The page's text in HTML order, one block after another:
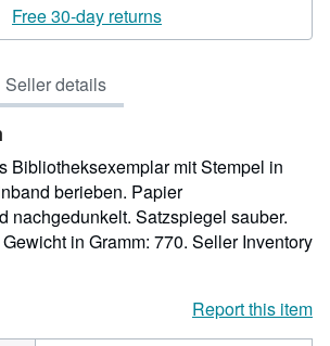
Free 30-day returns
Seller details
Bibliotheksexemplar mit Stempel in
berieben. Papier
nachgedunkelt. Satzspiegel sauber.
in Gramm: 770. Seller Inventory
Report this item